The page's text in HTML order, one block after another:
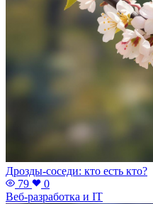
Дрозды-соседи: кто есть кто?
79
0
Веб-разработка и IT